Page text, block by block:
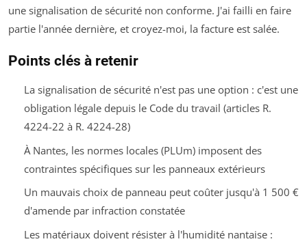
une signalisation de sécurité non conforme. J'ai failli en faire
partie l'année dernière, et croyez-moi, la facture est salée.
Points clés à retenir
La signalisation de sécurité n'est pas une option : c'est une
obligation légale depuis le Code du travail (articles R.
4224-22 à R. 4224-28)
À Nantes, les normes locales (PLUm) imposent des
contraintes spécifiques sur les panneaux extérieurs
Un mauvais choix de panneau peut coûter jusqu'à 1 500 €
d'amende par infraction constatée
Les matériaux doivent résister à l'humidité nantaise :